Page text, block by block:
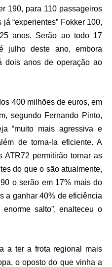
190, para 110 passageiros
“experientes” Fokker 100,
anos. Serão ao todo 17
julho deste ano, embora
dois anos de operação ao
400 milhões de euros, em
segundo Fernando Pinto,
“muito mais agressiva e
de torna-la eficiente. A
ATR72 permitirão tornar as
do que o são atualmente,
o serão em 17% mais do
a ganhar 40% de eficiência
salto”, enalteceu o
a ter a frota regional mais
o oposto do que vinha a